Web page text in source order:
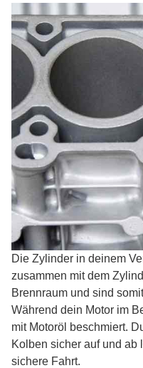
Die Zylinder in deinem
zusammen mit dem
Brennraum und sind
Während dein Motor im
mit Motoröl beschmiert.
Kolben sicher auf und ab
sichere Fahrt.